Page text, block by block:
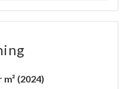
(2024)